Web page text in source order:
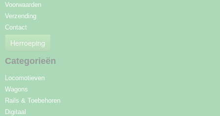
Voorwaarden
Verzending
Contact
Herroeping
Categorieën
Locomotieven
Wagons
Rails & Toebehoren
Digitaal